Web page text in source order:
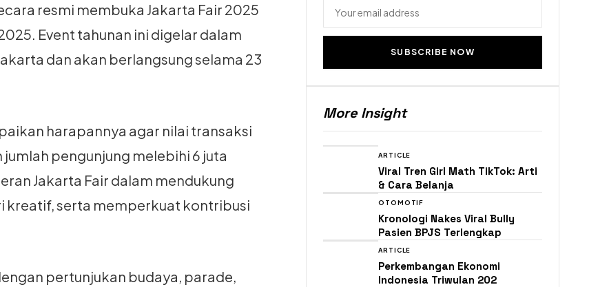
resmi membuka Jakarta Fair 2025
Event tahunan ini digelar dalam
dan akan berlangsung selama 23
harapannya agar nilai transaksi
jumlah pengunjung melebihi 6 juta
Jakarta Fair dalam mendukung
kreatif, serta memperkuat kontribusi
pertunjukan budaya, parade,
SUBSCRIBE NOW
More Insight
ARTICLE
Viral Tren Girl Math TikTok: Arti
& Cara Belanja
OTOMOTIF
Kronologi Nakes Viral Bully
Pasien BPJS Terlengkap
ARTICLE
Perkembangan Ekonomi
Indonesia Triwulan 202